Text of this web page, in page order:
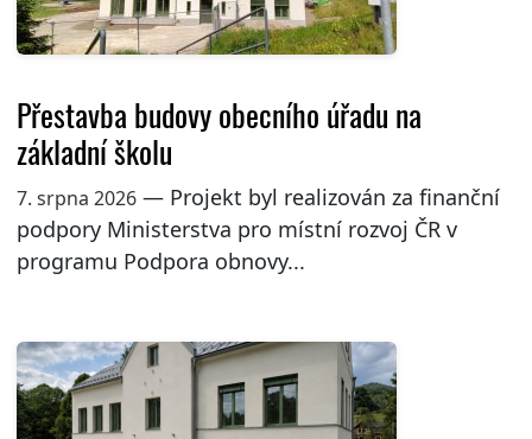
Přestavba budovy obecního úřadu na
základní školu
7. srpna 2026— Projekt byl realizován za finanční
podpory Ministerstva pro místní rozvoj ČR v
programu Podpora obnovy...